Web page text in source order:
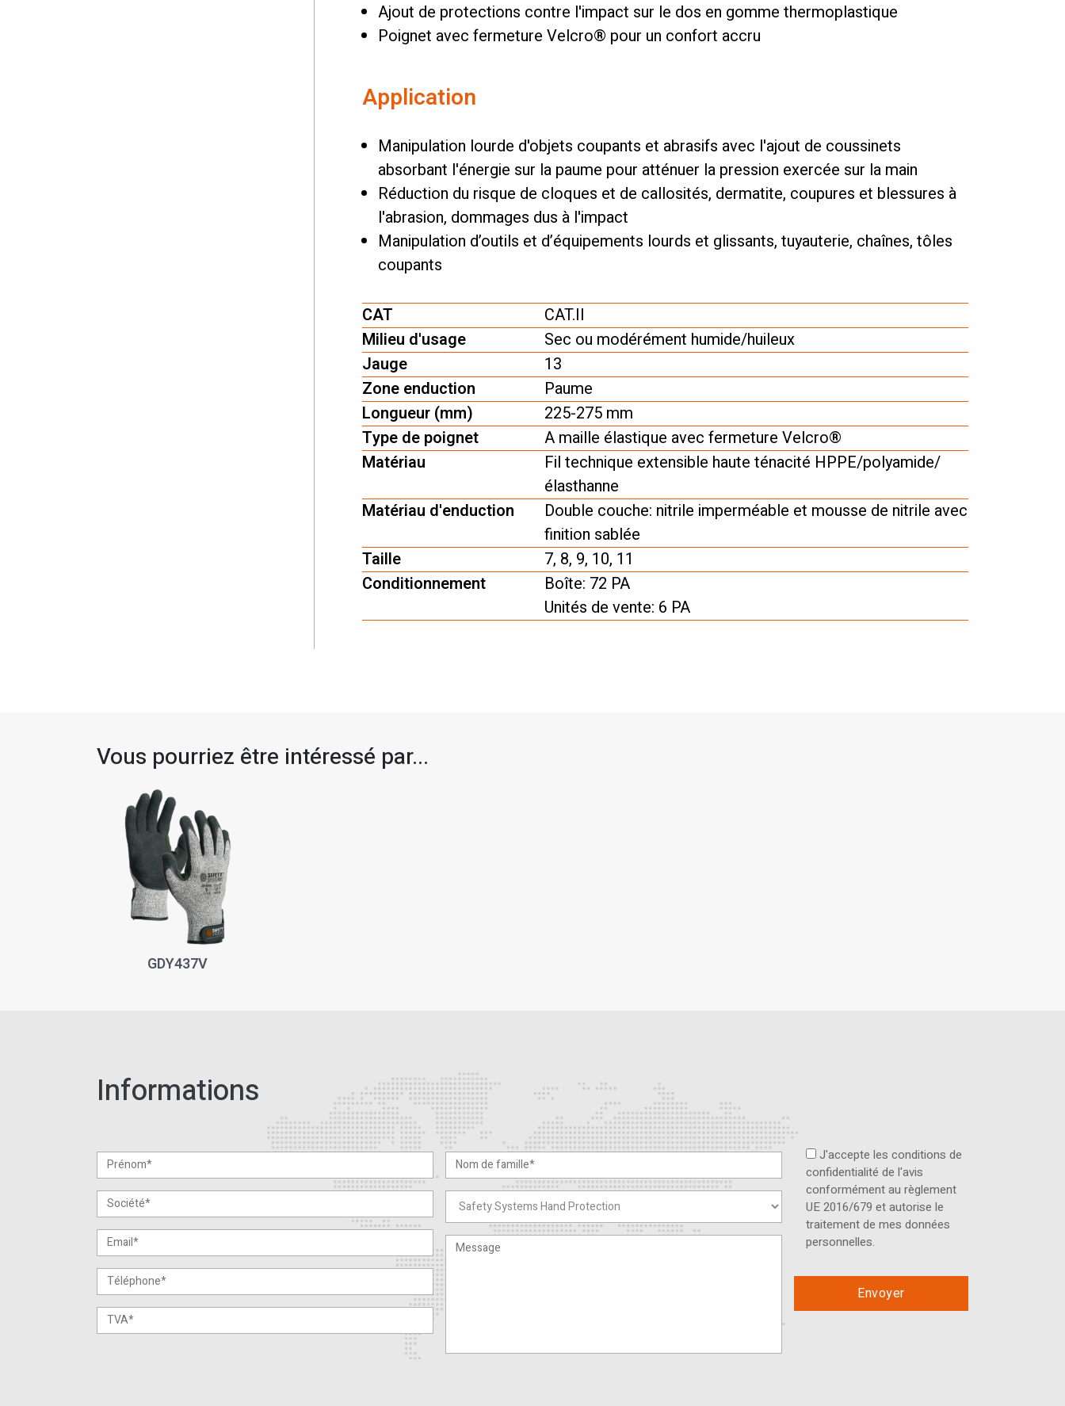
Ajout de protections contre l'impact sur le dos en gomme thermoplastique
Poignet avec fermeture Velcro® pour un confort accru
Application
Manipulation lourde d'objets coupants et abrasifs avec l'ajout de coussinets
absorbant l'énergie sur la paume pour atténuer la pression exercée sur la main
Réduction du risque de cloques et de callosités, dermatite, coupures et blessures à
l'abrasion, dommages dus à l'impact
Manipulation d’outils et d’équipements lourds et glissants, tuyauterie, chaînes, tôles
coupants
CAT
CAT.II
Milieu d'usage
Sec ou modérément humide/huileux
Jauge
13
Zone enduction
Paume
Longueur (mm)
225-275 mm
Type de poignet
A maille élastique avec fermeture Velcro®
Matériau
Fil technique extensible haute ténacité HPPE/polyamide/
élasthanne
Matériau d'enduction
Double couche: nitrile imperméable et mousse de nitrile avec
finition sablée
Taille
7, 8, 9, 10, 11
Conditionnement
Boîte: 72 PA
Unités de vente: 6 PA
Vous pourriez être intéressé par...
GDY437V
Informations
J'accepte les conditions de
confidentialité de l'avis
conformément au règlement
UE 2016/679 et autorise le
traitement de mes données
personnelles.